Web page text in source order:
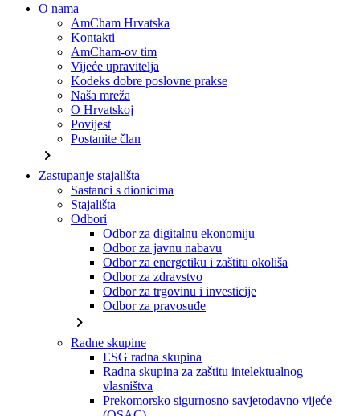
O nama
AmCham Hrvatska
Kontakti
AmCham-ov tim
Vijeće upravitelja
Kodeks dobre poslovne prakse
Naša mreža
O Hrvatskoj
Povijest
Postanite član
chevron_right
Zastupanje stajališta
Sastanci s dionicima
Stajališta
Odbori
Odbor za digitalnu ekonomiju
Odbor za javnu nabavu
Odbor za energetiku i zaštitu okoliša
Odbor za zdravstvo
Odbor za trgovinu i investicije
Odbor za pravosuđe
chevron_right
Radne skupine
ESG radna skupina
Radna skupina za zaštitu intelektualnog
vlasništva
Prekomorsko sigurnosno savjetodavno vijeće